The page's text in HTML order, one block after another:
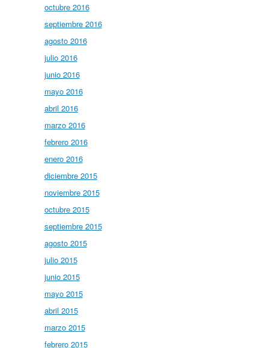
octubre 2016
septiembre 2016
agosto 2016
julio 2016
junio 2016
mayo 2016
abril 2016
marzo 2016
febrero 2016
enero 2016
diciembre 2015
noviembre 2015
octubre 2015
septiembre 2015
agosto 2015
julio 2015
junio 2015
mayo 2015
abril 2015
marzo 2015
febrero 2015